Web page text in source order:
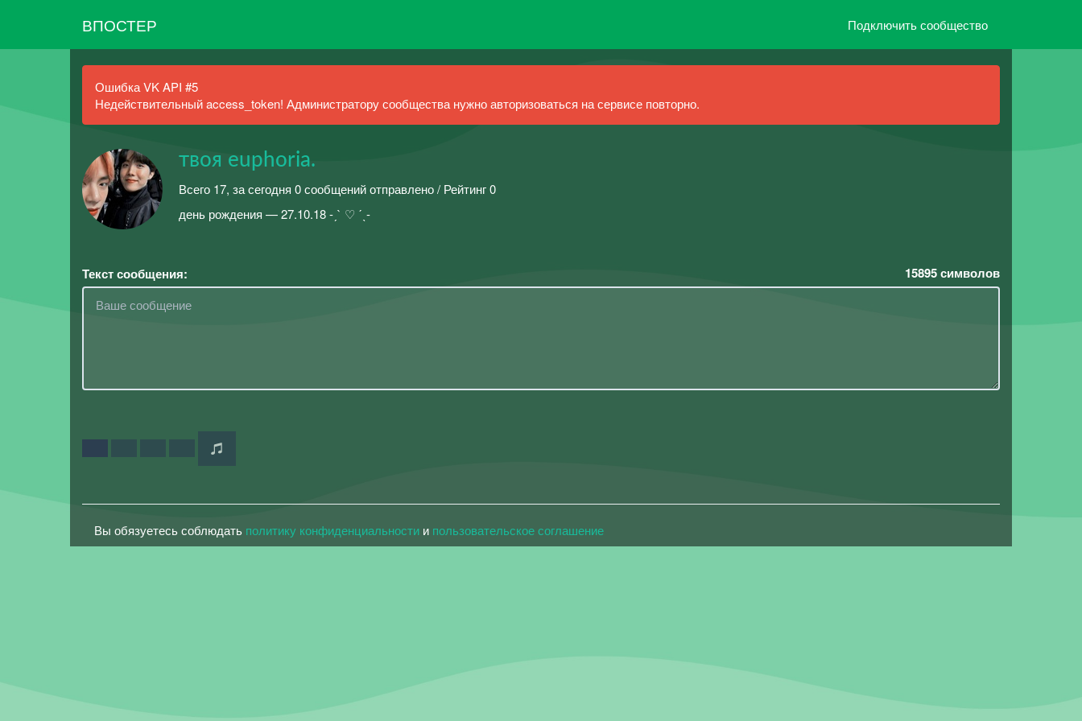
ВПОСТЕР Подключить сообщество
Ошибка VK API #5
Недействительный access_token! Администратору сообщества нужно авторизоваться на сервисе повторно.
твоя euphoria.
Всего 17, за сегодня 0 сообщений отправлено / Рейтинг 0
день рождения — 27.10.18 -ˏ` ♡ ˊˎ-
Текст сообщения: 15895символов
Вы обязуетесь соблюдать политику конфиденциальности и пользовательское соглашение